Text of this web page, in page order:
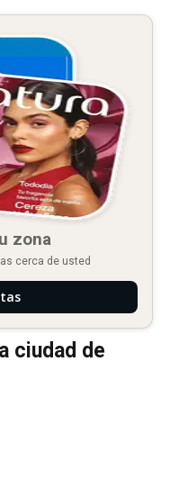
zona
cerca de usted
ciudad de